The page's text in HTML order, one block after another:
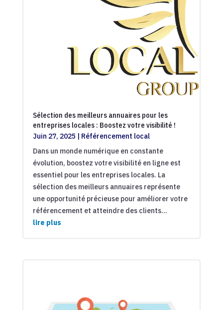
Sélection des meilleurs annuaires pour les
entreprises locales : Boostez votre visibilité !
Juin 27, 2025 | Référencement local
Dans un monde numérique en constante
évolution, boostez votre visibilité en ligne est
essentiel pour les entreprises locales. La
sélection des meilleurs annuaires représente
une opportunité précieuse pour améliorer votre
référencement et atteindre des clients...
lire plus